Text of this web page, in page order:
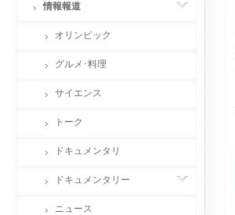
情報報道
オリンピック
グルメ･料理
サイエンス
トーク
ドキュメンタリ
ドキュメンタリー
ニュース